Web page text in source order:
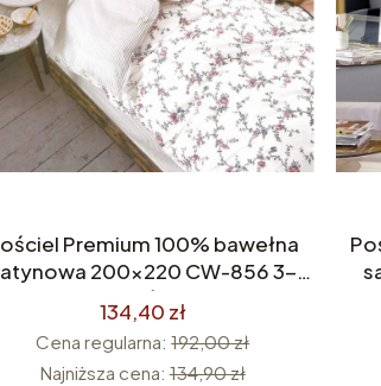
Premium 100% bawełna
200x220 CW-856 3-
części
134,40 zł
Cena regularna: 192,00 zł
Najniższa cena: 134,90 zł